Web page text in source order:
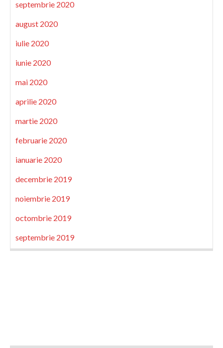
septembrie 2020
august 2020
iulie 2020
iunie 2020
mai 2020
aprilie 2020
martie 2020
februarie 2020
ianuarie 2020
decembrie 2019
noiembrie 2019
octombrie 2019
septembrie 2019